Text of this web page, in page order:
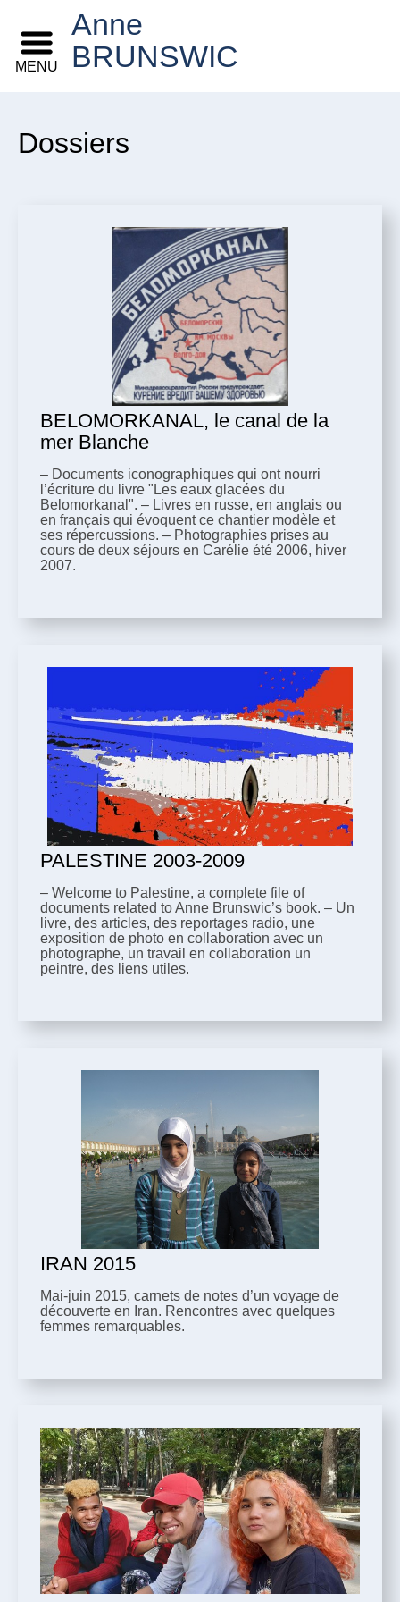
Anne
BRUNSWIC
MENU
Dossiers
BELOMORKANAL, le canal de la
mer Blanche
– Documents iconographiques qui ont nourri
l’écriture du livre "Les eaux glacées du
Belomorkanal". – Livres en russe, en anglais ou
en français qui évoquent ce chantier modèle et
ses répercussions. – Photographies prises au
cours de deux séjours en Carélie été 2006, hiver
2007.
PALESTINE 2003-2009
– Welcome to Palestine, a complete file of
documents related to Anne Brunswic’s book. – Un
livre, des articles, des reportages radio, une
exposition de photo en collaboration avec un
photographe, un travail en collaboration un
peintre, des liens utiles.
IRAN 2015
Mai-juin 2015, carnets de notes d’un voyage de
découverte en Iran. Rencontres avec quelques
femmes remarquables.